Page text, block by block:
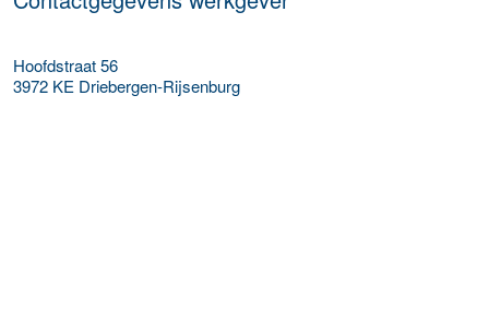
Hoofdstraat 56
3972 KE Driebergen-Rijsenburg